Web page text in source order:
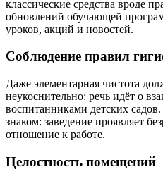
классические средства вроде
обновлений обучающей
уроков, акций и новостей.
Соблюдение правил
Даже элементарная чистота
неукоснительно: речь идёт о
воспитанниками детских
знаком: заведение проявляет
отношение к работе.
Целостность помещений